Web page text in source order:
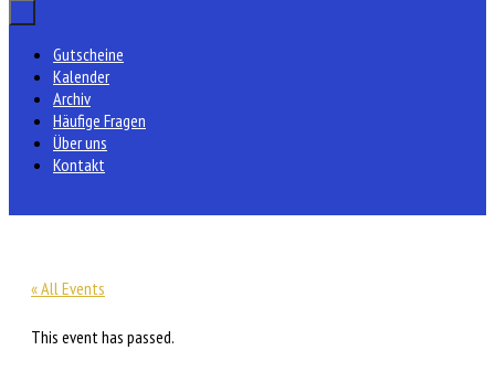
Menü-
Gutscheine
Kalender
Archiv
Häufige Fragen
Über uns
Kontakt
« All Events
This event has passed.